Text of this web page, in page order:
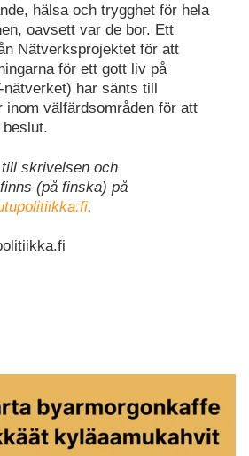
hälsa och trygghet för hela
oavsett var de bor. Ett
Nätverksprojektet för att
för ett gott liv på
nätverket) har sänts till
inom välfärdsområden för att
skrivelsen och
(på finska) på
.